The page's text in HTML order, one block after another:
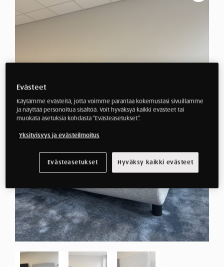
Evästeet
Käytämme evästeitä, jotta voimme parantaa kokemustasi sivuillamme
ja näyttää personoitua sisältöä. Voit hyväksyä kaikki evästeet tai
muokata asetuksia kohdasta ”Evästeasetukset”.
Yksityisyys ja evästeilmoitus
Evästeasetukset Hyväksy kaikki evästeet